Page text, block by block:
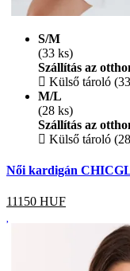
S/M
(33 ks)
Szállítás az
Külső tároló
M/L
(28 ks)
Szállítás az
Külső tároló
Női kardigán
11150 HUF